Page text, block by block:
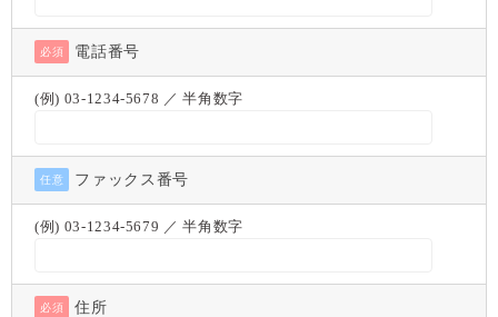
必須 電話番号
(例) 03-1234-5678 ／ 半角数字
任意 ファックス番号
(例) 03-1234-5679 ／ 半角数字
必須 住所